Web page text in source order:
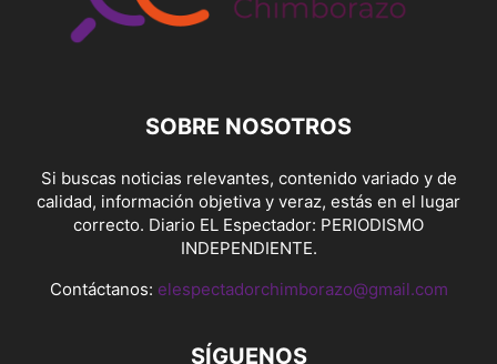
SOBRE NOSOTROS
Si buscas noticias relevantes, contenido variado y de
calidad, información objetiva y veraz, estás en el lugar
correcto. Diario EL Espectador: PERIODISMO
INDEPENDIENTE.
Contáctanos: elespectadorchimborazo@gmail.com
SÍGUENOS